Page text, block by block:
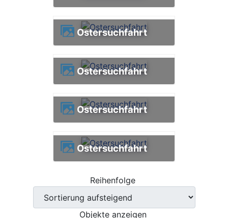
Ostersuchfahrt
Ostersuchfahrt
Ostersuchfahrt
Ostersuchfahrt
Reihenfolge
Objekte anzeigen